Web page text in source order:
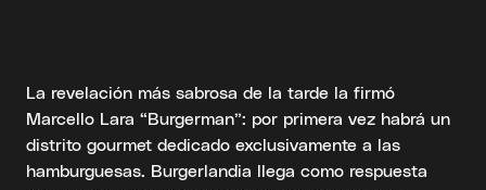
La revelación más sabrosa de la tarde la firmó
Marcello Lara “Burgerman”: por primera vez habrá un
distrito gourmet dedicado exclusivamente a las
hamburguesas. Burgerlandia llega como respuesta